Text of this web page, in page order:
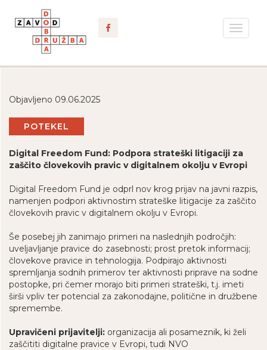
Toggle
Objavljeno 09.06.2025
POTEKEL
Digital Freedom Fund: Podpora strateški litigaciji za
zaščito človekovih pravic v digitalnem okolju v Evropi
Digital Freedom Fund je odprl nov krog prijav na javni razpis,
namenjen podpori aktivnostim strateške litigacije za zaščito
človekovih pravic v digitalnem okolju v Evropi.
Še posebej jih zanimajo primeri na naslednjih področjih:
uveljavljanje pravice do zasebnosti; prost pretok informacij;
človekove pravice in tehnologija. Podpirajo aktivnosti
spremljanja sodnih primerov ter aktivnosti priprave na sodne
postopke, pri čemer morajo biti primeri strateški, t.j. imeti
širši vpliv ter potencial za zakonodajne, politične in družbene
spremembe.
Upravičeni prijavitelji: organizacija ali posameznik, ki želi
zaščititi digitalne pravice v Evropi, tudi NVO